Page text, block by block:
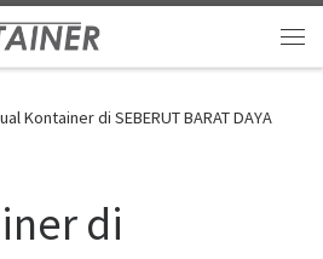
Kontainer di SEBERUT BARAT DAYA
di